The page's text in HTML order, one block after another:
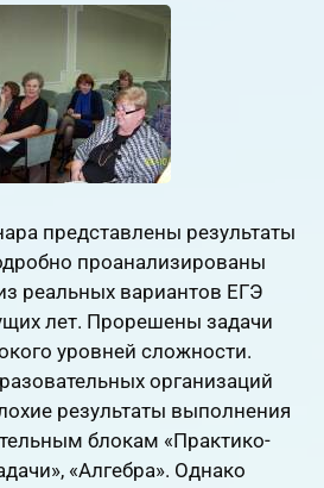
представлены результаты
проанализированы
реальных вариантов ЕГЭ
лет. Прорешены задачи
уровней сложности.
организаций
результаты выполнения
блокам «Практико-
«Алгебра». Однако